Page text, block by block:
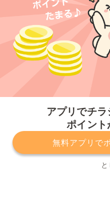
アプリでチ
ポイント
無料アプリで
プライバシーポリシー
サービスに関してのお問い合